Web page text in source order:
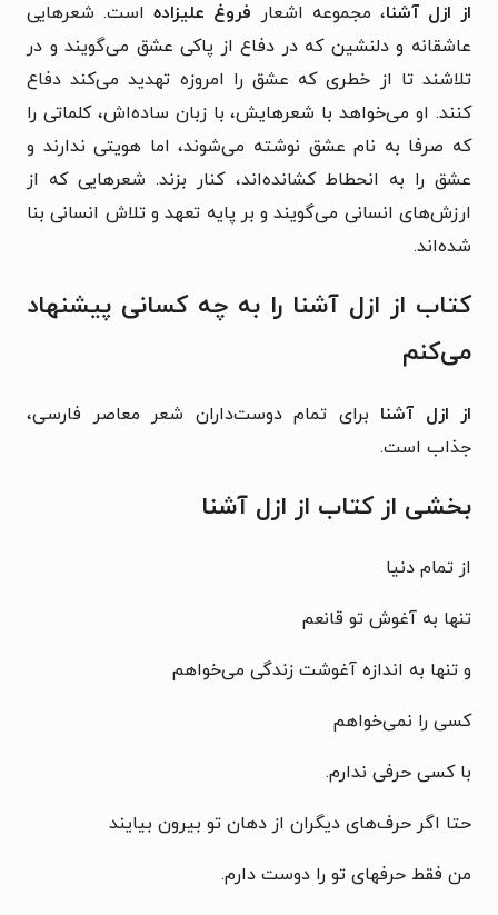
از ازل آشنا، مجموعه اشعار فروغ علیزادهاست. شعرهایی
عاشقانه و دلنشین که در دفاع از پاکی عشق می‌گویند و در
تلاشند تا از خطری که عشق را امروزه تهدید می‌کند دفاع
کنند. او می‌خواهد با شعرهایش، با زبان ساده‌اش، کلماتی را
که صرفا به نام عشق نوشته می‌شوند، اما هویتی ندارند و
عشق را به انحطاط کشانده‌اند، کنار بزند. شعرهایی که از
ارزش‌های انسانی می‌گویند و بر پایه تعهد و تلاش انسانی بنا
شده‌اند.
کتاب از ازل آشنا را به چه کسانی پیشنهاد
می‌کنم
از ازل آشنا برای تمام دوست‌داران شعر معاصر فارسی،
جذاب است.
بخشی از کتاب از ازل آشنا
از تمام دنیا
تنها به آغوش تو قانعم
و تنها به اندازه آغوشت زندگی می‌خواهم
کسی را نمی‌خواهم
با کسی حرفی ندارم.
حتا اگر حرف‌های دیگران از دهان تو بیرون بیایند
من فقط حرفهای تو را دوست دارم.